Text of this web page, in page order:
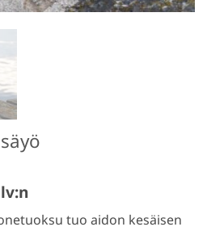
tuo aidon kesäisen